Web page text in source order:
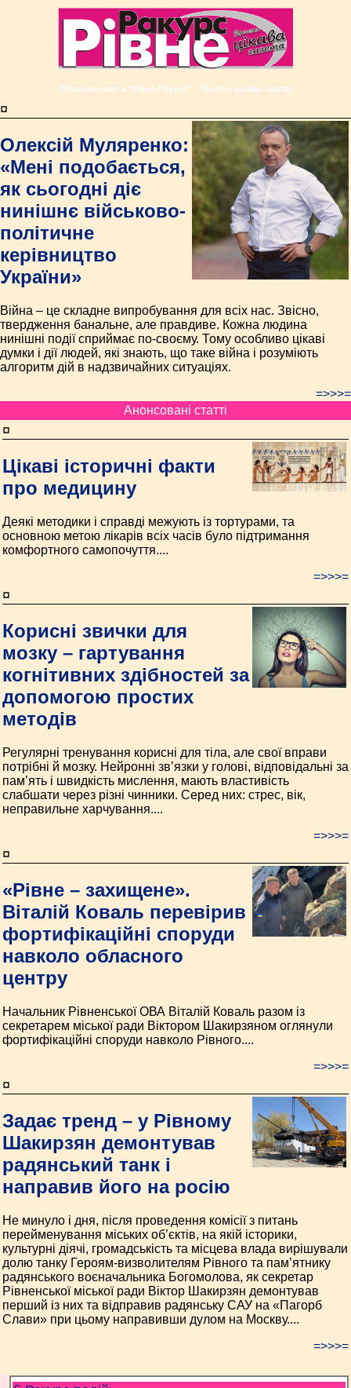
Обласна газета "Рівне-Ракурс" - Просто цікава газета!
¤
Олексій Муляренко:
«Мені подобається,
як сьогодні діє
нинішнє військово-
політичне
керівництво
України»
Війна – це складне випробування для всіх нас. Звісно,
твердження банальне, але правдиве. Кожна людина
нинішні події сприймає по-своєму. Тому особливо цікаві
думки і дії людей, які знають, що таке війна і розуміють
алгоритм дій в надзвичайних ситуаціях.
=>>>=
Анонсовані статті
¤
Цікаві історичні факти
про медицину
Деякі методики і справді межують із тортурами, та
основною метою лікарів всіх часів було підтримання
комфортного самопочуття....
=>>>=
¤
Корисні звички для
мозку – гартування
когнітивних здібностей за
допомогою простих
методів
Регулярні тренування корисні для тіла, але свої вправи
потрібні й мозку. Нейронні зв’язки у голові, відповідальні за
пам’ять і швидкість мислення, мають властивість
слабшати через різні чинники. Серед них: стрес, вік,
неправильне харчування....
=>>>=
¤
«Рівне – захищене».
Віталій Коваль перевірив
фортифікаційні споруди
навколо обласного
центру
Начальник Рівненської ОВА Віталій Коваль разом із
секретарем міської ради Віктором Шакирзяном оглянули
фортифікаційні споруди навколо Рівного....
=>>>=
¤
Задає тренд – у Рівному
Шакирзян демонтував
радянський танк і
направив його на росію
Не минуло і дня, після проведення комісії з питань
перейменування міських об’єктів, на якій історики,
культурні діячі, громадськість та місцева влада вирішували
долю танку Героям-визволителям Рівного та пам’ятнику
радянського воєначальника Богомолова, як секретар
Рівненської міської ради Віктор Шакирзян демонтував
перший із них та відправив радянську САУ на «Пагорб
Слави» при цьому направивши дулом на Москву....
=>>>=